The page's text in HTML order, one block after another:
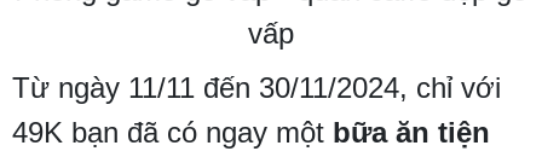
Từ ngày 11/11 đến 30/11/2024, chỉ với
49K bạn đã có ngay một bữa ăn tiện